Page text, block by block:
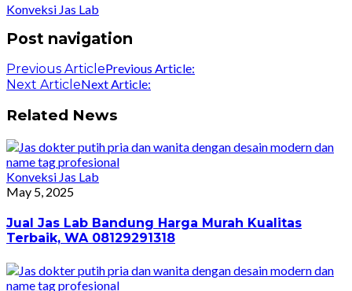
Konveksi Jas Lab
Post navigation
Previous ArticlePrevious Article:
Next ArticleNext Article:
Related News
Konveksi Jas Lab
May 5, 2025
Jual Jas Lab Bandung Harga Murah Kualitas
Terbaik, WA 08129291318